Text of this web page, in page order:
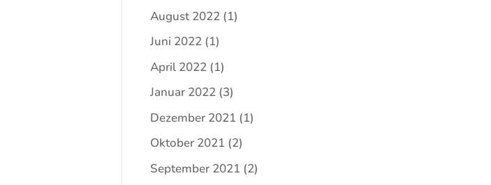
August 2022(1)
Juni 2022(1)
April 2022(1)
Januar 2022(3)
Dezember 2021 (1)
Oktober 2021 (2)
September 2021 (2)